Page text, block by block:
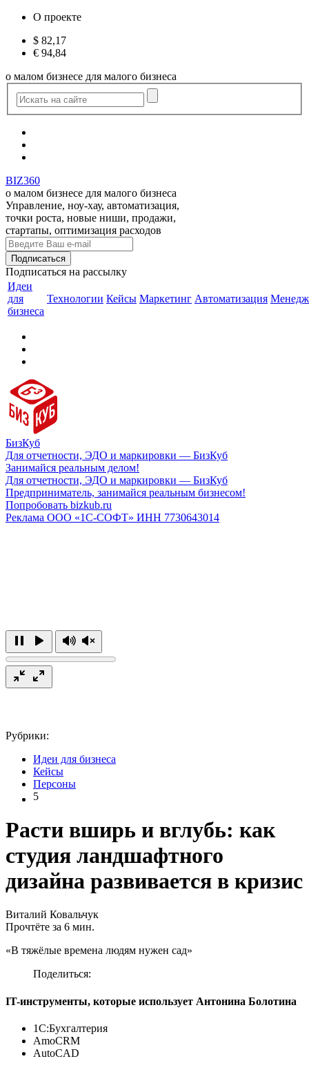
О проекте
$ 82,17
€ 94,84
о малом бизнесе для малого бизнеса
BIZ360
о малом бизнесе для малого бизнеса
Управление, ноу-хау, автоматизация,
точки роста, новые ниши, продажи,
стартапы, оптимизация расходов
Подписаться на рассылку
Идеи
для
бизнеса
Технологии Кейсы Маркетинг Автоматизация
БизКуб
Для отчетности, ЭДО и маркировки — БизКуб
Занимайся реальным делом!
Для отчетности, ЭДО и маркировки — БизКуб
Предприниматель, занимайся реальным бизнесом!
Попробовать bizkub.ru
Реклама ООО «1С-СОФТ» ИНН 7730643014
Рубрики:
Идеи для бизнеса
Кейсы
Персоны
5
Расти вширь и вглубь: как
студия ландшафтного
дизайна развивается в кризис
Виталий Ковальчук
Прочтёте за 6 мин.
«В тяжёлые времена людям нужен сад»
Поделиться:
IT-инструменты, которые использует Антонина Болотина
1С:Бухгалтерия
AmoCRM
AutoCAD